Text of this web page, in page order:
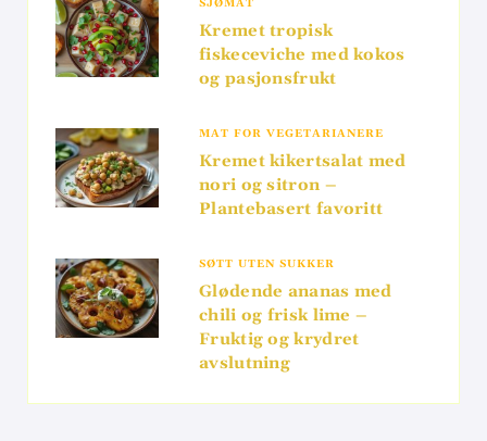
SJØMAT
Kremet tropisk
fiskeceviche med kokos
og pasjonsfrukt
MAT FOR VEGETARIANERE
Kremet kikertsalat med
nori og sitron –
Plantebasert favoritt
SØTT UTEN SUKKER
Glødende ananas med
chili og frisk lime –
Fruktig og krydret
avslutning